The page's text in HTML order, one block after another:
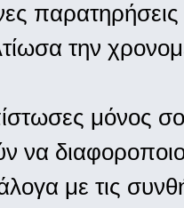
την
μόνος
με τις